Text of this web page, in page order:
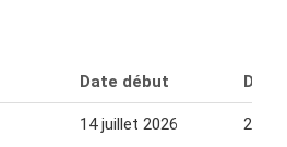
Date début Date
14 juillet 2026 26